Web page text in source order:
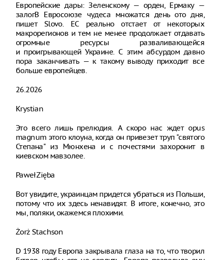
Европейские дары: Зеленскому — орден, Ермаку —
залогВ Евросоюзе чудеса множатся день ото дня,
пишет Slovo. ЕС реально отстает от некоторых
макрорегионов и тем не менее продолжает отдавать
огромные ресурсы разваливающейся
и проигрывающей Украине. С этим абсурдом давно
пора заканчивать — к такому выводу приходит все
больше европейцев.
26.2026
Krystian
Это всего лишь прелюдия. А скоро нас ждет opus
magnum этого клоуна, когда он привезет труп "святого
Степана" из Мюнхена и с почестями захоронит в
киевском мавзолее.
Paweł Zięba
Вот увидите, украинцам придется убраться из Польши,
потому что их здесь ненавидят. В итоге, конечно, это
мы, поляки, окажемся плохими.
Żorż Stachson
D 1938 году Европа закрывала глаза на то, что творил